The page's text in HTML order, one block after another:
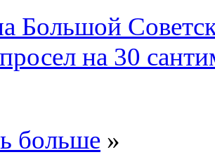
Большой
на 30
больше »